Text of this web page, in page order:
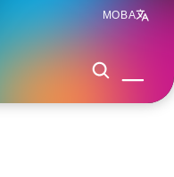
МОВА